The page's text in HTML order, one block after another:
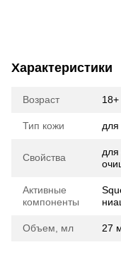
Характеристики
Возраст 18+
Тип кожи для
Свойства
для
Активные
компоненты
Объем, мл 27